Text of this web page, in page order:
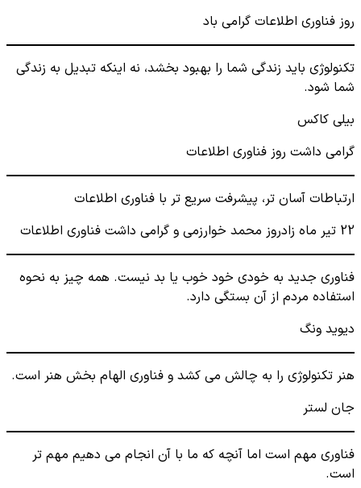
روز فناوری اطلاعات گرامی باد
تکنولوژی باید زندگی شما را بهبود بخشد، نه اینکه تبدیل به زندگی
شما شود.
بیلی کاکس
گرامی داشت روز فناوری اطلاعات
ارتباطات آسان تر، پیشرفت سریع تر با فناوری اطلاعات
22 تیر ماه زادروز محمد خوارزمی و گرامی داشت فناوری اطلاعات
فناوری جدید به خودی خود خوب یا بد نیست. همه چیز به نحوه
استفاده مردم از آن بستگی دارد.
دیوید ونگ
هنر تکنولوژی را به چالش می کشد و فناوری الهام بخش هنر است.
جان لستر
فناوری مهم است اما آنچه که ما با آن انجام می دهیم مهم تر
است.